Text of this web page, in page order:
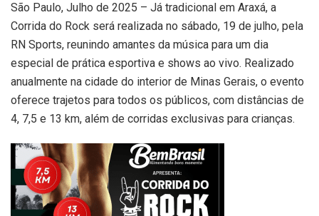
São Paulo, Julho de 2025 – Já tradicional em Araxá, a
Corrida do Rock será realizada no sábado, 19 de julho, pela
RN Sports, reunindo amantes da música para um dia
especial de prática esportiva e shows ao vivo. Realizado
anualmente na cidade do interior de Minas Gerais, o evento
oferece trajetos para todos os públicos, com distâncias de
4, 7,5 e 13 km, além de corridas exclusivas para crianças.